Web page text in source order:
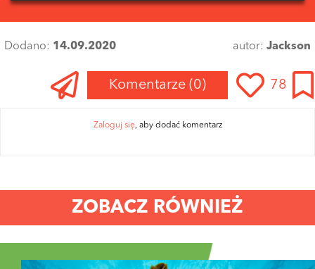
Dodano: 14.09.2020 autor: Jackson
Komentarze (0) 78
Zaloguj się, aby dodać komentarz
ZOBACZ RÓWNIEŻ